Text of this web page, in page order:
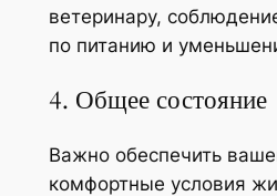
ветеринару,
по питанию и
4. Общее состояние
Важно обеспечить
комфортные условия